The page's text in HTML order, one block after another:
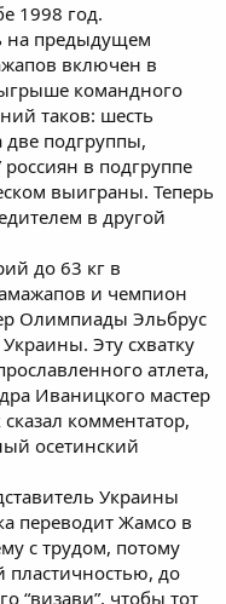
1998 год.
на предыдущем
включен в
командного
таков: шесть
подгруппы,
в подгруппе
выиграны. Теперь
в другой
до 63 кг в
и чемпион
Олимпиады Эльбрус
Эту схватку
атлета,
Иваницкого мастер
комментатор,
осетинский
Украины
переводит Жамсо в
с трудом, потому
пластичностью, до
“визави”, чтобы тот